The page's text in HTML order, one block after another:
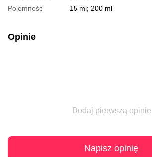
Pojemność
15 ml; 200 ml
Opinie
Dodaj pierwszą opinię
Napisz opinię